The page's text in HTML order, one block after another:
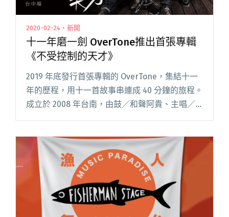
2020-02-24・新聞
十一年磨一劍 OverTone推出首張專輯
《不受控制的天才》
2019 年底發行首張專輯的 OverTone，集結十一
年的歷程，用十一首故事串連成 40 分鐘的旅程。
成立於 2008 年台南，由鼓／和聲阿貴、主唱／
吉他老喬、貝斯／和聲小凡，三種截然不同的個
音閱讀全文 "十一年磨一劍 OverTone推出首張專
輯《不受控制的天才》"